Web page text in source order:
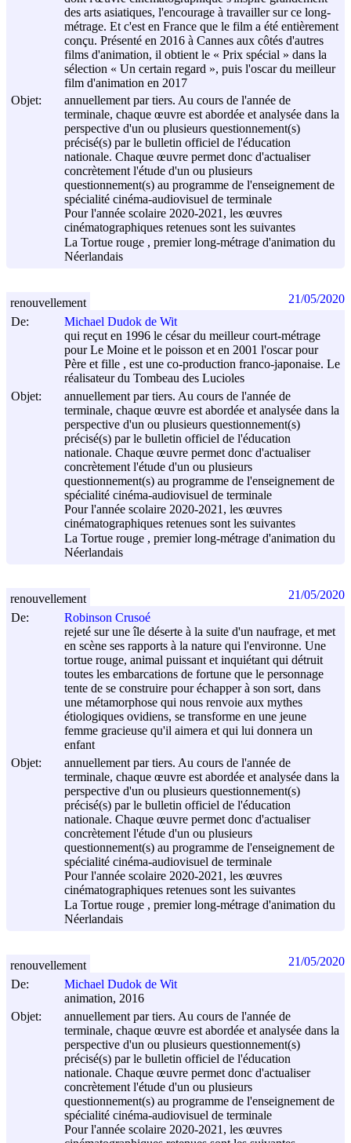
des arts asiatiques, l'encourage à travailler sur ce long-
métrage. Et c'est en France que le film a été entièrement
conçu. Présenté en 2016 à Cannes aux côtés d'autres
films d'animation, il obtient le « Prix spécial » dans la
sélection « Un certain regard », puis l'oscar du meilleur
film d'animation en 2017
Objet:
annuellement par tiers. Au cours de l'année de
terminale, chaque œuvre est abordée et analysée dans la
perspective d'un ou plusieurs questionnement(s)
précisé(s) par le bulletin officiel de l'éducation
nationale. Chaque œuvre permet donc d'actualiser
concrètement l'étude d'un ou plusieurs
questionnement(s) au programme de l'enseignement de
spécialité cinéma-audiovisuel de terminale
Pour l'année scolaire 2020-2021, les œuvres
cinématographiques retenues sont les suivantes
La Tortue rouge , premier long-métrage d'animation du
Néerlandais
De:
Michael Dudok de Wit
qui reçut en 1996 le césar du meilleur court-métrage
pour Le Moine et le poisson et en 2001 l'oscar pour
Père et fille , est une co-production franco-japonaise. Le
réalisateur du Tombeau des Lucioles
Objet:
annuellement par tiers. Au cours de l'année de
terminale, chaque œuvre est abordée et analysée dans la
perspective d'un ou plusieurs questionnement(s)
précisé(s) par le bulletin officiel de l'éducation
nationale. Chaque œuvre permet donc d'actualiser
concrètement l'étude d'un ou plusieurs
questionnement(s) au programme de l'enseignement de
spécialité cinéma-audiovisuel de terminale
Pour l'année scolaire 2020-2021, les œuvres
cinématographiques retenues sont les suivantes
La Tortue rouge , premier long-métrage d'animation du
Néerlandais
renouvellement 21/05/2020
De:
Robinson Crusoé
rejeté sur une île déserte à la suite d'un naufrage, et met
en scène ses rapports à la nature qui l'environne. Une
tortue rouge, animal puissant et inquiétant qui détruit
toutes les embarcations de fortune que le personnage
tente de se construire pour échapper à son sort, dans
une métamorphose qui nous renvoie aux mythes
étiologiques ovidiens, se transforme en une jeune
femme gracieuse qu'il aimera et qui lui donnera un
enfant
Objet:
annuellement par tiers. Au cours de l'année de
terminale, chaque œuvre est abordée et analysée dans la
perspective d'un ou plusieurs questionnement(s)
précisé(s) par le bulletin officiel de l'éducation
nationale. Chaque œuvre permet donc d'actualiser
concrètement l'étude d'un ou plusieurs
questionnement(s) au programme de l'enseignement de
spécialité cinéma-audiovisuel de terminale
Pour l'année scolaire 2020-2021, les œuvres
cinématographiques retenues sont les suivantes
La Tortue rouge , premier long-métrage d'animation du
Néerlandais
renouvellement 21/05/2020
De:
Michael Dudok de Wit
animation, 2016
Objet:
annuellement par tiers. Au cours de l'année de
terminale, chaque œuvre est abordée et analysée dans la
perspective d'un ou plusieurs questionnement(s)
précisé(s) par le bulletin officiel de l'éducation
nationale. Chaque œuvre permet donc d'actualiser
concrètement l'étude d'un ou plusieurs
questionnement(s) au programme de l'enseignement de
spécialité cinéma-audiovisuel de terminale
Pour l'année scolaire 2020-2021, les œuvres
renouvellement 21/05/2020